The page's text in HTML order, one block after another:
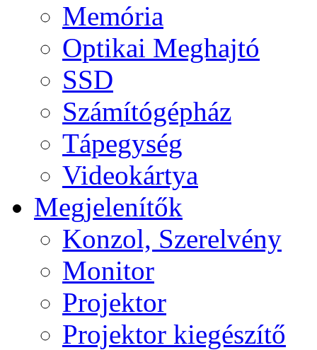
Memória
Optikai Meghajtó
SSD
Számítógépház
Tápegység
Videokártya
Megjelenítők
Konzol, Szerelvény
Monitor
Projektor
Projektor kiegészítő